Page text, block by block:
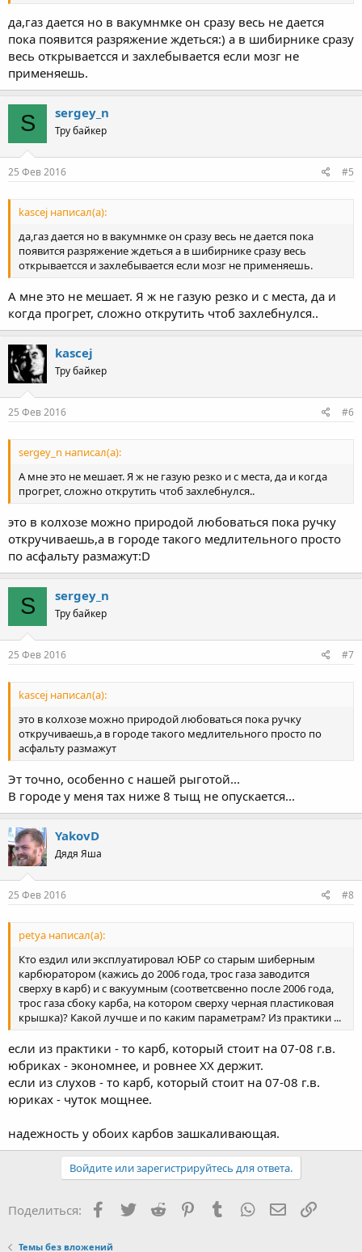
да,газ дается но в вакумнмке он сразу весь не дается
пока появится разряжение ждеться:) а в шибирнике сразу
весь открываетсся и захлебывается если мозг не
применяешь.
S sergey_n
Тру байкер
25 Фев 2016 #5
kascej написал(а):
да,газ дается но в вакумнмке он сразу весь не дается пока
появится разряжение ждеться а в шибирнике сразу весь
открываетсся и захлебывается если мозг не применяешь.
А мне это не мешает. Я ж не газую резко и с места, да и
когда прогрет, сложно открутить чтоб захлебнулся..
kascej
Тру байкер
25 Фев 2016 #6
sergey_n написал(а):
А мне это не мешает. Я ж не газую резко и с места, да и когда
прогрет, сложно открутить чтоб захлебнулся..
это в колхозе можно природой любоваться пока ручку
откручиваешь,а в городе такого медлительного просто
по асфальту размажут:D
S sergey_n
Тру байкер
25 Фев 2016 #7
kascej написал(а):
это в колхозе можно природой любоваться пока ручку
откручиваешь,а в городе такого медлительного просто по
асфальту размажут
Эт точно, особенно с нашей рыготой...
В городе у меня тах ниже 8 тыщ не опускается...
YakovD
Дядя Яша
25 Фев 2016 #8
petya написал(а):
Кто ездил или эксплуатировал ЮБР со старым шиберным
карбюратором (кажись до 2006 года, трос газа заводится
сверху в карб) и с вакуумным (соответсвенно после 2006 года,
трос газа сбоку карба, на котором сверху черная пластиковая
крышка)? Какой лучше и по каким параметрам? Из практики ...
если из практики - то карб, который стоит на 07-08 г.в.
юбриках - экономнее, и ровнее ХХ держит.
если из слухов - то карб, который стоит на 07-08 г.в.
юриках - чуток мощнее.
надежность у обоих карбов зашкаливающая.
Войдите или зарегистрируйтесь для ответа.
Поделиться: Facebook
TwitterReddit PinterestTumblr WhatsApp Ссылка
Темы без вложений